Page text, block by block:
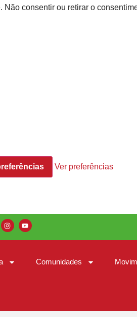
consentir ou retirar o
Ver preferências
Comunidades